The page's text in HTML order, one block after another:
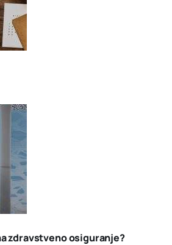
zdravstveno osiguranje?